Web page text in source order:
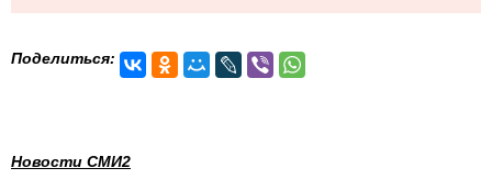
Поделиться:
Новости СМИ2